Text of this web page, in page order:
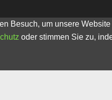
Besuch, um unsere
oder stimmen Sie zu,